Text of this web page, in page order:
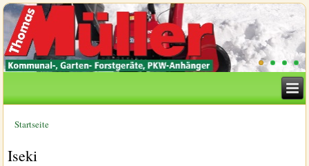
Sie sind hier
Startseite
Iseki